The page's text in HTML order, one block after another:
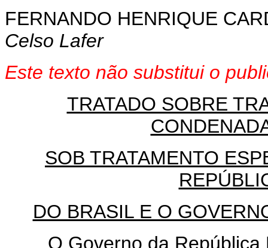
FERNANDO HENRIQUE
Celso Lafer
Este texto não substitui o
TRATADO SOBRE
SOB TRATAMENTO
DO BRASIL E O
O Governo da República